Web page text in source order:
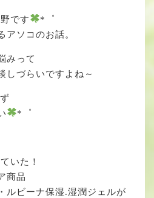
です
*゜
アソコのお話。
みって
しづらいですよね～
*゜
いた！
商品
ルビーナ保湿.湿潤ジェルが